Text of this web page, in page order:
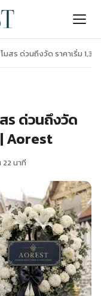
สร ด่วนถึงวัด ราคาเริ่ม
ร ด่วนถึงวัด
| Aorest
22 นาที